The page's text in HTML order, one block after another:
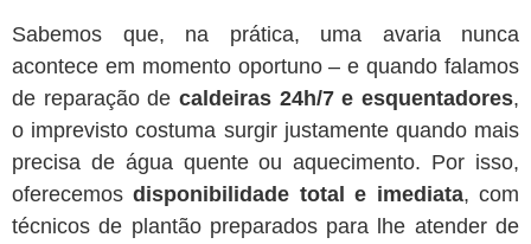
Sabemos que, na prática, uma avaria nunca
acontece em momento oportuno – e quando falamos
de reparação de caldeiras 24h/7 e esquentadores,
o imprevisto costuma surgir justamente quando mais
precisa de água quente ou aquecimento. Por isso,
oferecemosdisponibilidade total e imediata, com
técnicos de plantão preparados para lhe atender de